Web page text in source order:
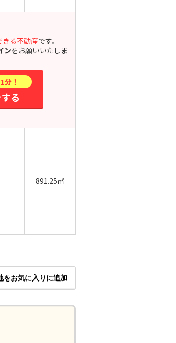
きる不動産です。
ンをお願いいたしま
分！
る
891.25㎡
をお気に入りに追加